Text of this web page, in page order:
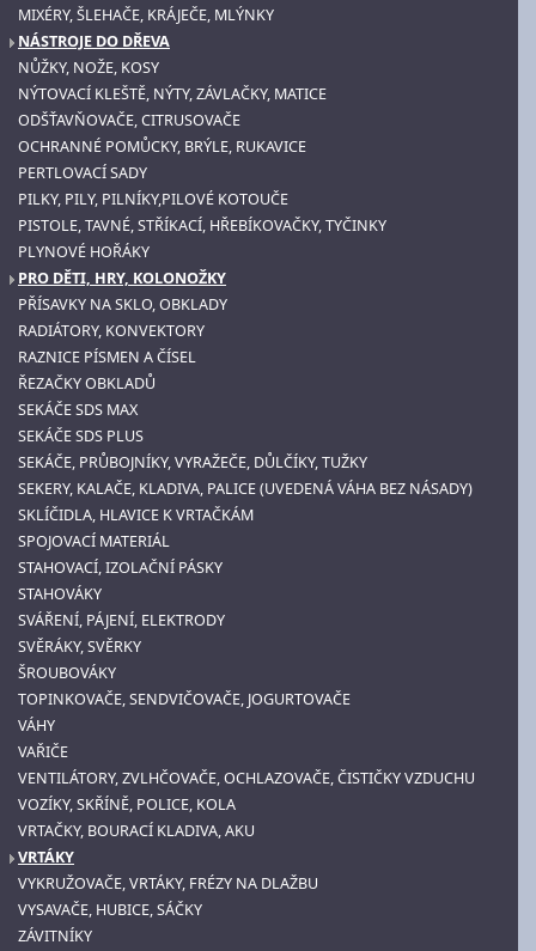
MIXÉRY, ŠLEHAČE, KRÁJEČE, MLÝNKY
NÁSTROJE DO DŘEVA
NŮŽKY, NOŽE, KOSY
NÝTOVACÍ KLEŠTĚ, NÝTY, ZÁVLAČKY, MATICE
ODŠŤAVŇOVAČE, CITRUSOVAČE
OCHRANNÉ POMŮCKY, BRÝLE, RUKAVICE
PERTLOVACÍ SADY
PILKY, PILY, PILNÍKY,PILOVÉ KOTOUČE
PISTOLE, TAVNÉ, STŘÍKACÍ, HŘEBÍKOVAČKY, TYČINKY
PLYNOVÉ HOŘÁKY
PRO DĚTI, HRY, KOLONOŽKY
PŘÍSAVKY NA SKLO, OBKLADY
RADIÁTORY, KONVEKTORY
RAZNICE PÍSMEN A ČÍSEL
ŘEZAČKY OBKLADŮ
SEKÁČE SDS MAX
SEKÁČE SDS PLUS
SEKÁČE, PRŮBOJNÍKY, VYRAŽEČE, DŮLČÍKY, TUŽKY
SEKERY, KALAČE, KLADIVA, PALICE (UVEDENÁ VÁHA BEZ NÁSADY)
SKLÍČIDLA, HLAVICE K VRTAČKÁM
SPOJOVACÍ MATERIÁL
STAHOVACÍ, IZOLAČNÍ PÁSKY
STAHOVÁKY
SVÁŘENÍ, PÁJENÍ, ELEKTRODY
SVĚRÁKY, SVĚRKY
ŠROUBOVÁKY
TOPINKOVAČE, SENDVIČOVAČE, JOGURTOVAČE
VÁHY
VAŘIČE
VENTILÁTORY, ZVLHČOVAČE, OCHLAZOVAČE, ČISTIČKY VZDUCHU
VOZÍKY, SKŘÍNĚ, POLICE, KOLA
VRTAČKY, BOURACÍ KLADIVA, AKU
VRTÁKY
VYKRUŽOVAČE, VRTÁKY, FRÉZY NA DLAŽBU
VYSAVAČE, HUBICE, SÁČKY
ZÁVITNÍKY